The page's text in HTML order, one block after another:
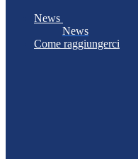
News
News
Come raggiungerci